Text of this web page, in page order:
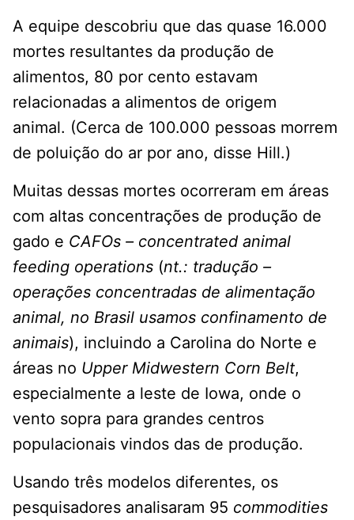
A equipe descobriu que das quase 16.000
mortes resultantes da produção de
alimentos, 80 por cento estavam
relacionadas a alimentos de origem
animal. (Cerca de 100.000 pessoas morrem
de poluição do ar por ano, disse Hill.)
Muitas dessas mortes ocorreram em áreas
com altas concentrações de produção de
gado e CAFOs – concentrated animal
feeding operations (nt.: tradução –
operações concentradas de alimentação
animal, no Brasil usamos confinamento de
animais), incluindo a Carolina do Norte e
áreas no Upper Midwestern Corn Belt,
especialmente a leste de Iowa, onde o
vento sopra para grandes centros
populacionais vindos das de produção.
Usando três modelos diferentes, os
pesquisadores analisaram 95 commodities